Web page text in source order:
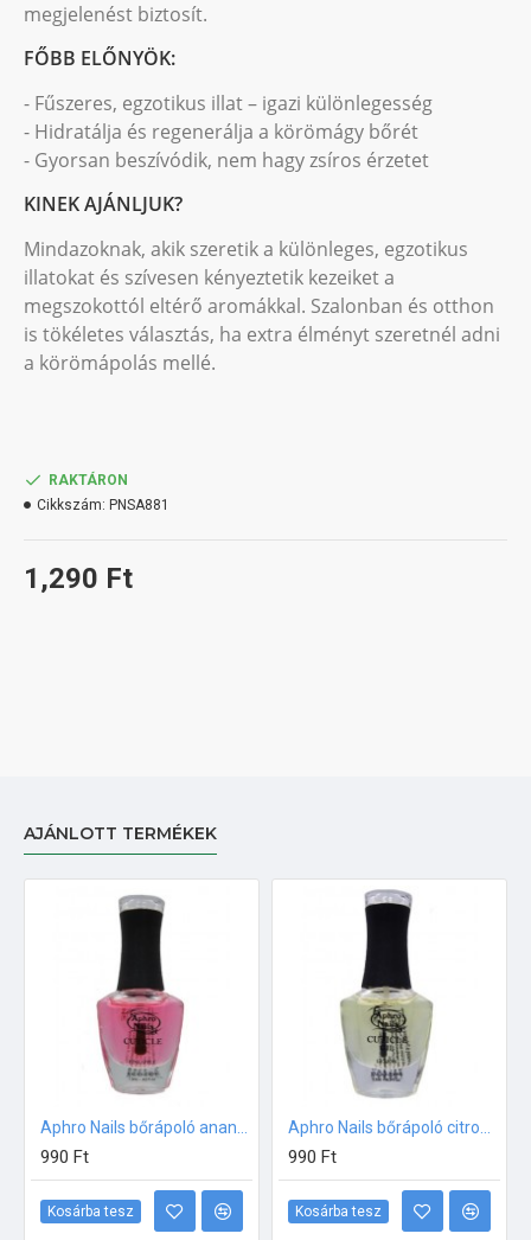
megjelenést biztosít.
FŐBB ELŐNYÖK:
- Fűszeres, egzotikus illat – igazi különlegesség
- Hidratálja és regenerálja a körömágy bőrét
- Gyorsan beszívódik, nem hagy zsíros érzetet
KINEK AJÁNLJUK?
Mindazoknak, akik szeretik a különleges, egzotikus
illatokat és szívesen kényeztetik kezeiket a
megszokottól eltérő aromákkal. Szalonban és otthon
is tökéletes választás, ha extra élményt szeretnél adni
a körömápolás mellé.
1,290 Ft
RAKTÁRON
Cikkszám: PNSA881
AJÁNLOTT TERMÉKEK
990 Ft
Kosárba tesz
990 Ft
Kosárba tesz